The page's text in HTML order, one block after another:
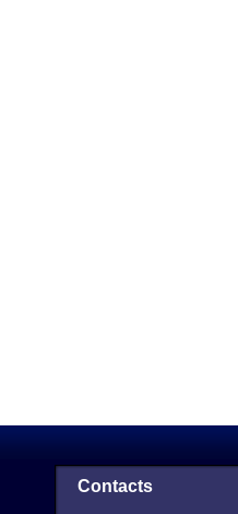
Contacts